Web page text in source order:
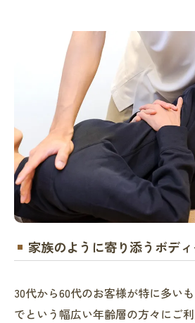
家族のように寄り添うボデ
30代から60代のお客様が特に多い
でという幅広い年齢層の方々にご